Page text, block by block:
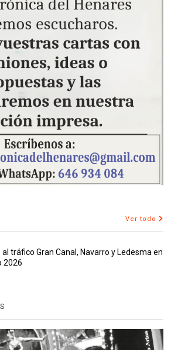
Ver todo
al tráfico Gran Canal, Navarro y Ledesma en
2026